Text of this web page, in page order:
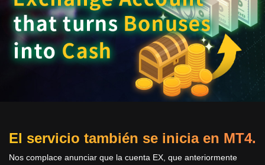
El servicio también se inicia en MT4.
Nos complace anunciar que la cuenta EX, que anteriormente